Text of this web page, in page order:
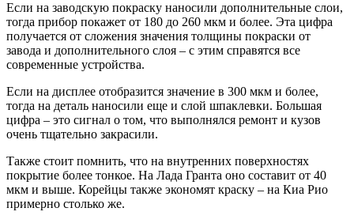
Если на заводскую покраску наносили дополнительные слои,
тогда прибор покажет от 180 до 260 мкм и более. Эта цифра
получается от сложения значения толщины покраски от
завода и дополнительного слоя – с этим справятся все
современные устройства.
Если на дисплее отобразится значение в 300 мкм и более,
тогда на деталь наносили еще и слой шпаклевки. Большая
цифра – это сигнал о том, что выполнялся ремонт и кузов
очень тщательно закрасили.
Также стоит помнить, что на внутренних поверхностях
покрытие более тонкое. На Лада Гранта оно составит от 40
мкм и выше. Корейцы также экономят краску – на Киа Рио
примерно столько же.